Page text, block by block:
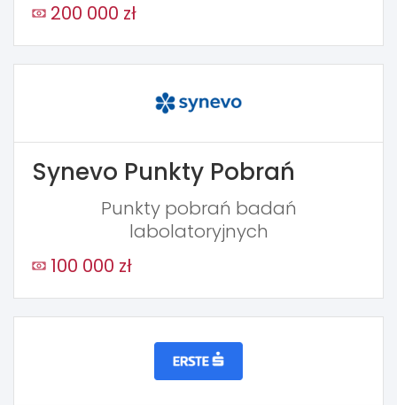
200 000 zł
Synevo Punkty Pobrań
Punkty pobrań badań
labolatoryjnych
100 000 zł